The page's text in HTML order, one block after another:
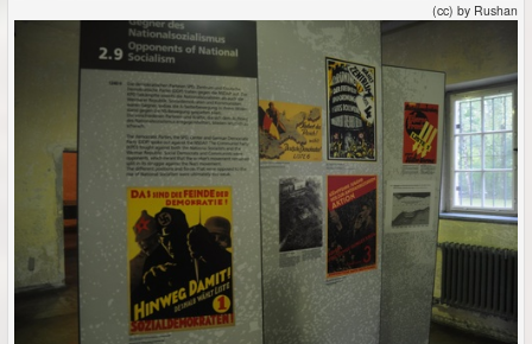
(cc) by Rushan